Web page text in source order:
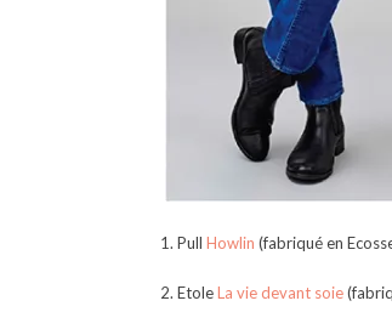
1. Pull Howlin (fabriqué en
2. EtoleLa vie devant soie